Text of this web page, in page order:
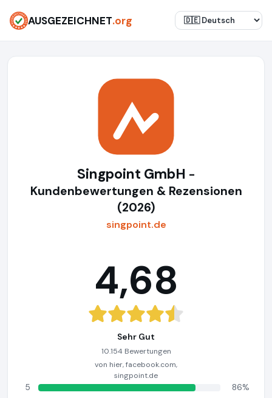
AUSGEZEICHNET.org
Singpoint GmbH -
Kundenbewertungen & Rezensionen
(2026)
singpoint.de
4,68
Sehr Gut
10.154 Bewertungen
von hier, facebook.com,
singpoint.de
5
86%